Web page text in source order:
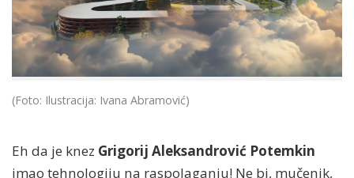
(Foto: Ilustracija: Ivana Abramović)
Eh da je knez Grigorij Aleksandrović Potemkin
imao tehnologiju na raspolaganju! Ne bi, mučenik,